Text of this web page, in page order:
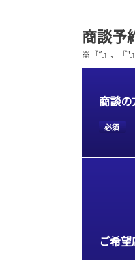
商談予
※『”』、『"
商談の
必須
ご希